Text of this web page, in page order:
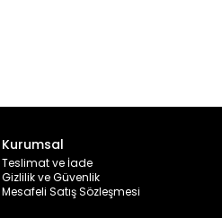
Kurumsal
Teslimat ve İade
Gizlilik ve Güvenlik
Mesafeli Satış Sözleşmesi